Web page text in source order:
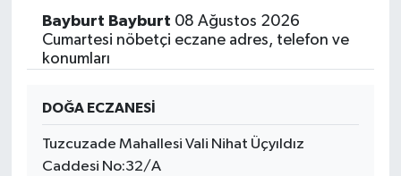
Bayburt Bayburt 08 Ağustos 2026
Cumartesi nöbetçi eczane adres, telefon ve
konumları
DOĞA ECZANESİ
Tuzcuzade Mahallesi Vali Nihat Üçyıldız
Caddesi No:32/A